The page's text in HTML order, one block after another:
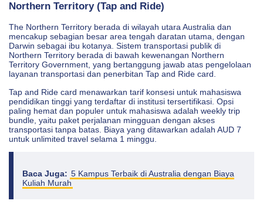
Northern Territory (Tap and Ride)
The Northern Territory berada di wilayah utara Australia dan
mencakup sebagian besar area tengah daratan utama, dengan
Darwin sebagai ibu kotanya. Sistem transportasi publik di
Northern Territory berada di bawah kewenangan Northern
Territory Government, yang bertanggung jawab atas pengelolaan
layanan transportasi dan penerbitan Tap and Ride card.
Tap and Ride card menawarkan tarif konsesi untuk mahasiswa
pendidikan tinggi yang terdaftar di institusi tersertifikasi. Opsi
paling hemat dan populer untuk mahasiswa adalah weekly trip
bundle, yaitu paket perjalanan mingguan dengan akses
transportasi tanpa batas. Biaya yang ditawarkan adalah AUD 7
untuk unlimited travel selama 1 minggu.
Baca Juga: 5 Kampus Terbaik di Australia dengan Biaya
Kuliah Murah